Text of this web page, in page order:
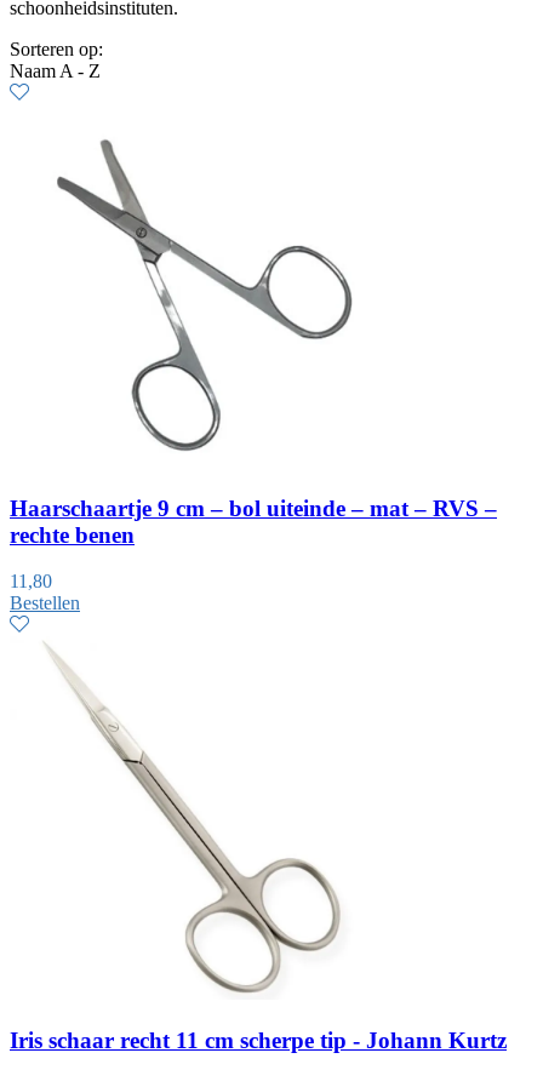
schoonheidsinstituten.
Sorteren op:
Naam A - Z
Haarschaartje 9 cm – bol uiteinde – mat – RVS –
rechte benen
11,80
Bestellen
Iris schaar recht 11 cm scherpe tip - Johann Kurtz